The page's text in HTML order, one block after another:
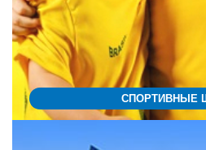
СПОРТИВНЫЕ